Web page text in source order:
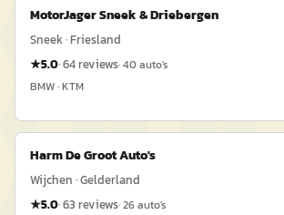
MotorJager Sneek & Driebergen
Sneek · Friesland
★5.0·64reviews·40auto's
BMW · KTM
Harm De Groot Auto's
Wijchen · Gelderland
★5.0·63 reviews·26auto's